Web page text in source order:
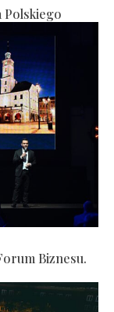
Polskiego
Biznesu.